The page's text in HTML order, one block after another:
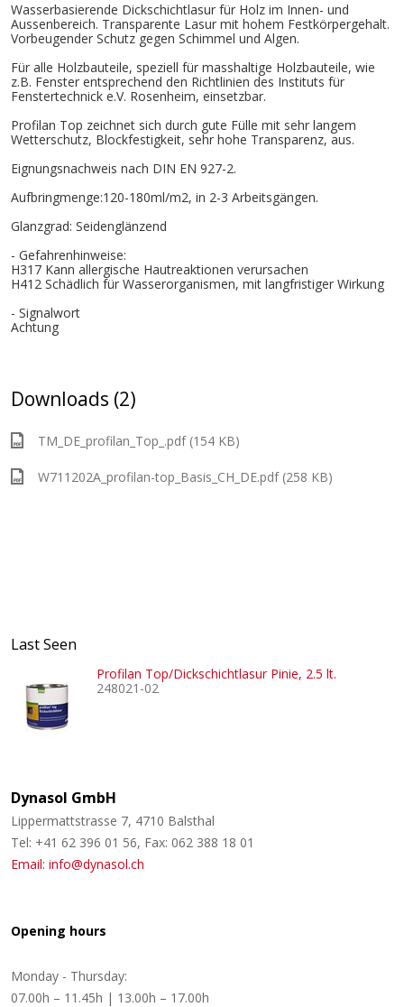
Wasserbasierende Dickschichtlasur für Holz im Innen- und
Aussenbereich. Transparente Lasur mit hohem Festkörpergehalt.
Vorbeugender Schutz gegen Schimmel und Algen.
Für alle Holzbauteile, speziell für masshaltige Holzbauteile, wie
z.B. Fenster entsprechend den Richtlinien des Instituts für
Fenstertechnick e.V. Rosenheim, einsetzbar.
Profilan Top zeichnet sich durch gute Fülle mit sehr langem
Wetterschutz, Blockfestigkeit, sehr hohe Transparenz, aus.
Eignungsnachweis nach DIN EN 927-2.
Aufbringmenge:120-180ml/m2, in 2-3 Arbeitsgängen.
Glanzgrad: Seidenglänzend
- Gefahrenhinweise:
H317 Kann allergische Hautreaktionen verursachen
H412 Schädlich für Wasserorganismen, mit langfristiger Wirkung
- Signalwort
Achtung
Downloads (2)
TM_DE_profilan_Top_.pdf (154 KB)
W711202A_profilan-top_Basis_CH_DE.pdf (258 KB)
Last Seen
Profilan Top/Dickschichtlasur Pinie, 2.5 lt.
248021-02
Dynasol GmbH
Lippermattstrasse 7, 4710 Balsthal
Tel: +41 62 396 01 56, Fax: 062 388 18 01
Email: info@dynasol.ch
Opening hours
Monday - Thursday:
07.00h – 11.45h | 13.00h – 17.00h